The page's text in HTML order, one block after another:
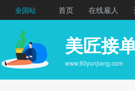
全国站 首页 在线雇人
美匠接
www.93yunjiang.com